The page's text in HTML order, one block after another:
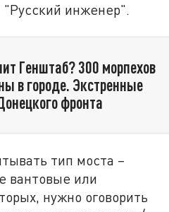
"Русский инженер".
Генштаб? 300 морпехов
в городе. Экстренные
фронта
тип моста –
вантовые или
нужно оговорить